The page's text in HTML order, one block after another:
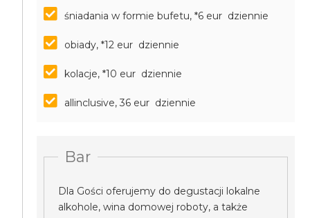
śniadania w formie bufetu, *6 eur dziennie
obiady, *12 eur dziennie
kolacje, *10 eur dziennie
allinclusive, 36 eur dziennie
Bar
Dla Gości oferujemy do degustacji lokalne
alkohole, wina domowej roboty, a także